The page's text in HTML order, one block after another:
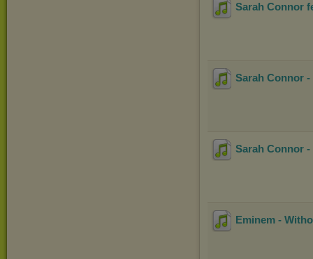
Sarah Connor
Sarah Connor
Sarah Connor -
Eminem -